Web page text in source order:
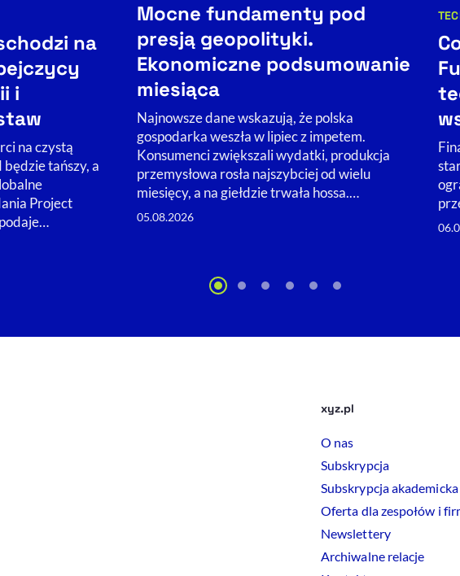
na
i
na czystą
tańszy, a
Project
Mocne fundamenty pod
presją geopolityki.
Ekonomiczne podsumowanie
miesiąca
Najnowsze dane wskazują, że polska
gospodarka weszła w lipiec z impetem.
Konsumenci zwiększali wydatki, produkcja
przemysłowa rosła najszybciej od wielu
miesięcy, a na giełdzie trwała hossa.…
05.08.2026
xyz.pl
O nas
Subskrypcja
Subskrypcja akademicka
Oferta dla zespołów i
Newslettery
Archiwalne relacje